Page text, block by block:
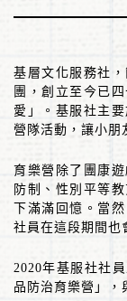
基層文化服務社
團，創立至今已
愛」。基服社主
營隊活動，讓小朋
育樂營除了團康
防制、性別平等
下滿滿回憶。當
社員在這段期間也
2020年基服社社
品防治育樂營」，